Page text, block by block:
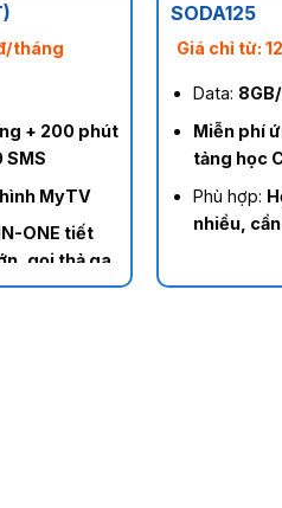
tháng
+ 200 phút
SMS
MyTV
ONE tiết
gọi thả ga,
SODA125
Giá chỉ từ:
Data:
Miễn phí
tảng học
Phù hợp:
nhiều,